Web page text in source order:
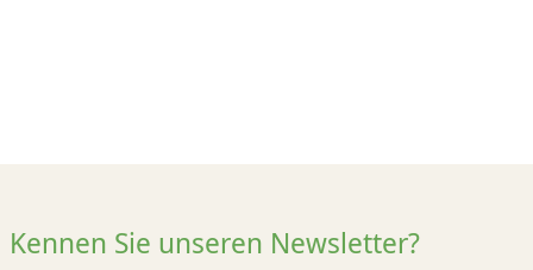
Kennen Sie unseren Newsletter?